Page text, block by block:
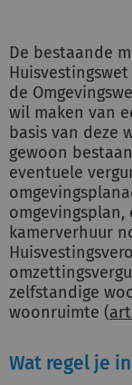
De bestaande
de
wil maken van
basis van deze
gewoon
eventuele
kamerverhuur
zelfstandige
woonruimte (
Wat regel je